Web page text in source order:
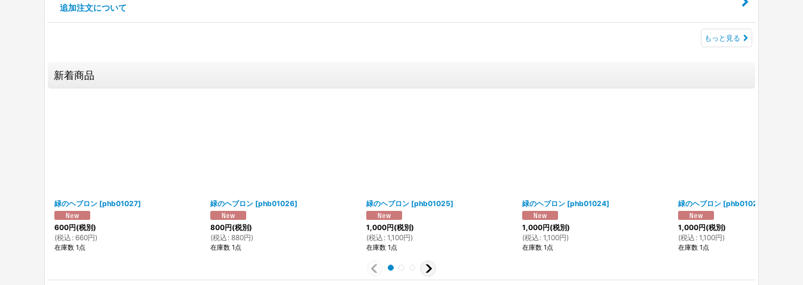
追加注文について
もっと見る
新着商品
緑のヘブロン [phb01027]
600円(税別)
(税込 : 660円)
在庫数 1点
緑のヘブロン [phb01026]
800円(税別)
(税込 : 880円)
在庫数 1点
緑のヘブロン [phb01025]
1,000円(税別)
(税込 : 1,100円)
在庫数 1点
緑のヘブロン [phb01024]
1,000円(税別)
(税込 : 1,100円)
在庫数 1点
緑のヘブロン [phb01023
1,000円(税別)
(税込 : 1,100円)
在庫数 1点